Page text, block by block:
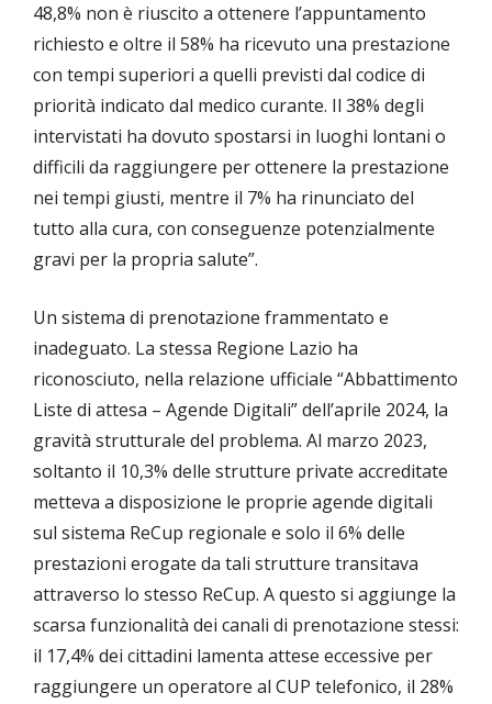
48,8% non è riuscito a ottenere l’appuntamento
richiesto e oltre il 58% ha ricevuto una prestazione
con tempi superiori a quelli previsti dal codice di
priorità indicato dal medico curante. Il 38% degli
intervistati ha dovuto spostarsi in luoghi lontani o
difficili da raggiungere per ottenere la prestazione
nei tempi giusti, mentre il 7% ha rinunciato del
tutto alla cura, con conseguenze potenzialmente
gravi per la propria salute”.
Un sistema di prenotazione frammentato e
inadeguato. La stessa Regione Lazio ha
riconosciuto, nella relazione ufficiale “Abbattimento
Liste di attesa – Agende Digitali” dell’aprile 2024, la
gravità strutturale del problema. Al marzo 2023,
soltanto il 10,3% delle strutture private accreditate
metteva a disposizione le proprie agende digitali
sul sistema ReCup regionale e solo il 6% delle
prestazioni erogate da tali strutture transitava
attraverso lo stesso ReCup. A questo si aggiunge la
scarsa funzionalità dei canali di prenotazione stessi:
il 17,4% dei cittadini lamenta attese eccessive per
raggiungere un operatore al CUP telefonico, il 28%